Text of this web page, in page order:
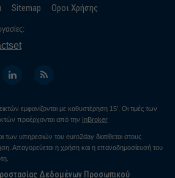
Sitemap Οροι Χρήσης
εμφανίζονται με καθυστέρηση 15’. Οι τιμές των
προέρχονται από την InBroker
των υπηρεσιών του euro2day διατίθεται στους
Απαγορεύεται η χρήση και η επαναδημοσίευσή του
Δεδομένων Προσωπικού